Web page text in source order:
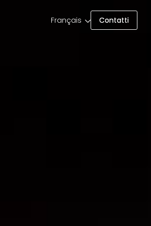
Français Contatti
Contatti